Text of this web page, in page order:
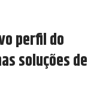
perfil do
soluções de